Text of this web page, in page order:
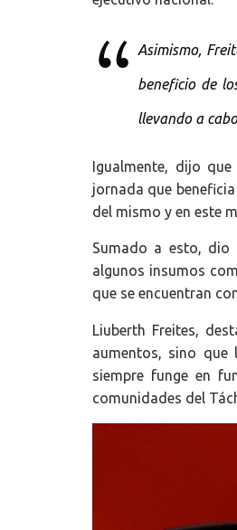
Asimismo,
beneficio de
llevando a
Igualmente, dijo
jornada que
del mismo y en este
Sumado a esto, dio
algunos insumos
que se encuentran
Liuberth Freites,
aumentos, sino
siempre funge en
comunidades del